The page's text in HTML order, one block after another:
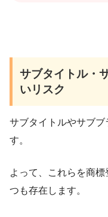
サブタイトル・
いリスク
サブタイトルやサブブ
す。
よって、これらを商
つも存在します。